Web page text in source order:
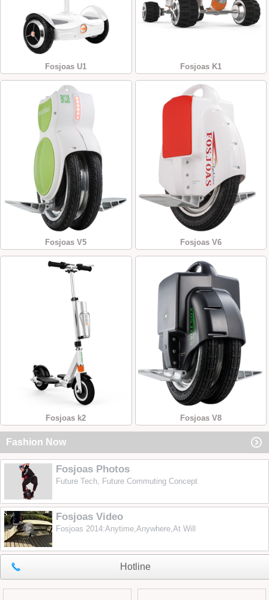
Fosjoas U1 Fosjoas K1
Fosjoas V5 Fosjoas V6
Fosjoas k2 Fosjoas V8
Fashion Now
Fosjoas Photos
Future Tech, Future Commuting Concept
Fosjoas Video
Fosjoas 2014:Anytime,Anywhere,At Will
Hotline